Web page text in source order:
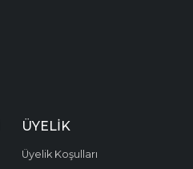
ÜYELIK
Üyelik Koşulları